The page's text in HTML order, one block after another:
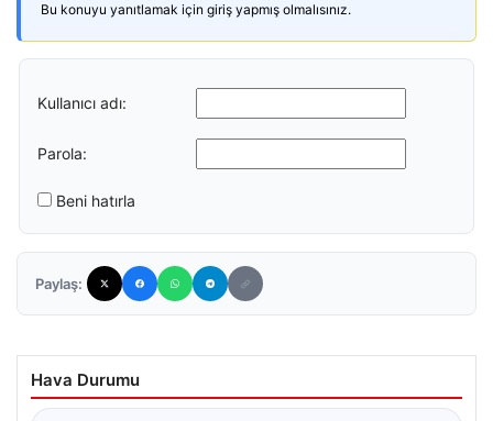
Bu konuyu yanıtlamak için giriş yapmış olmalısınız.
Kullanıcı adı:
Parola:
Beni hatırla
Paylaş:
Hava Durumu